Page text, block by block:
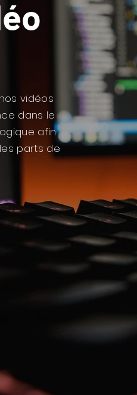
vidéos
dans le
afin
parts de